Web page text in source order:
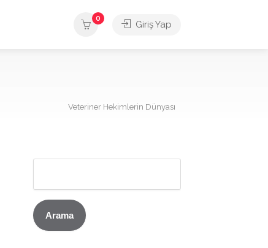
0
Giriş Yap
Veteriner Hekimlerin Dünyası